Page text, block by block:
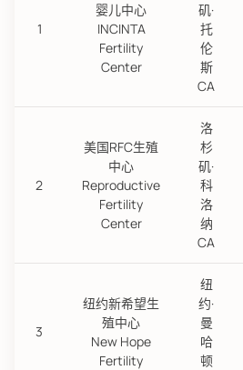
1
婴儿中心
INCINTA
Fertility
Center
矶·
托
伦
斯
CA
2
美国RFC生殖
中心
Reproductive
Fertility
Center
洛
杉
矶·
科
洛
纳
CA
3
纽约新希望生
殖中心
New Hope
Fertility
纽
约·
曼
哈
顿